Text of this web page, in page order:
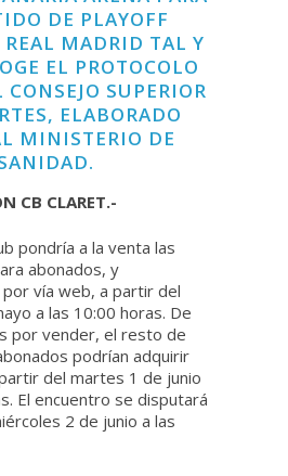
DE PLAYOFF
REAL MADRID TAL Y
EL PROTOCOLO
CONSEJO SUPERIOR
ELABORADO
MINISTERIO DE
CB CLARET.-
pondría a la venta las
abonados, y
vía web, a partir del
a las 10:00 horas. De
por vender, el resto de
podrían adquirir
del martes 1 de junio
El encuentro se disputará
2 de junio a las